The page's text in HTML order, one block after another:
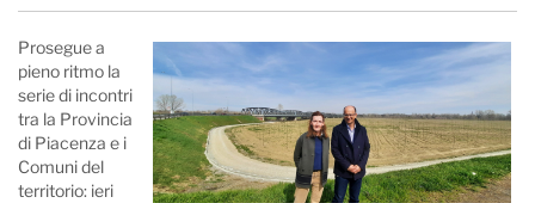
Prosegue a
pieno ritmo la
serie di incontri
tra la Provincia
di Piacenza e i
Comuni del
territorio: ieri